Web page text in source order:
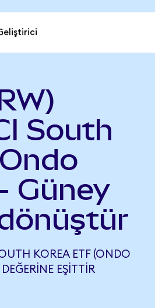
South
Güney
KOREA ETF (ONDO
EŞITTIR